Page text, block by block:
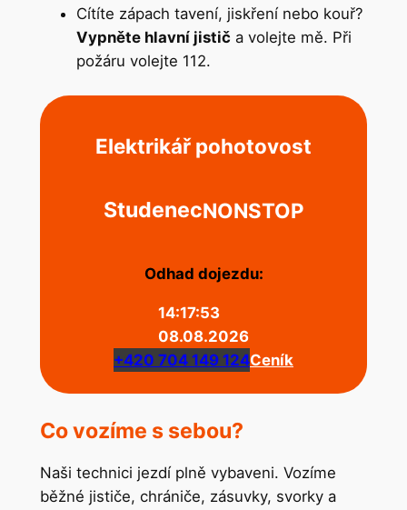
Cítíte zápach tavení, jiskření nebo kouř?
Vypněte hlavní jistič a volejte mě. Při
požáru volejte 112.
Elektrikář pohotovost
StudenecNONSTOP
Odhad dojezdu:
14:17:53
08.08.2026
+420 704 149 124Ceník
Co vozíme s sebou?
Naši technici jezdí plně vybaveni. Vozíme
běžné jističe, chrániče, zásuvky, svorky a